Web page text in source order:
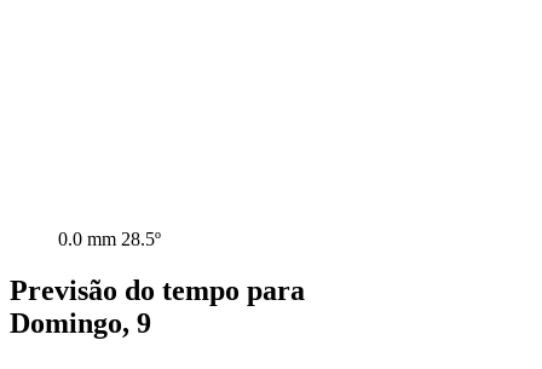
0.0 mm 28.5º
Previsão do tempo para
Domingo, 9